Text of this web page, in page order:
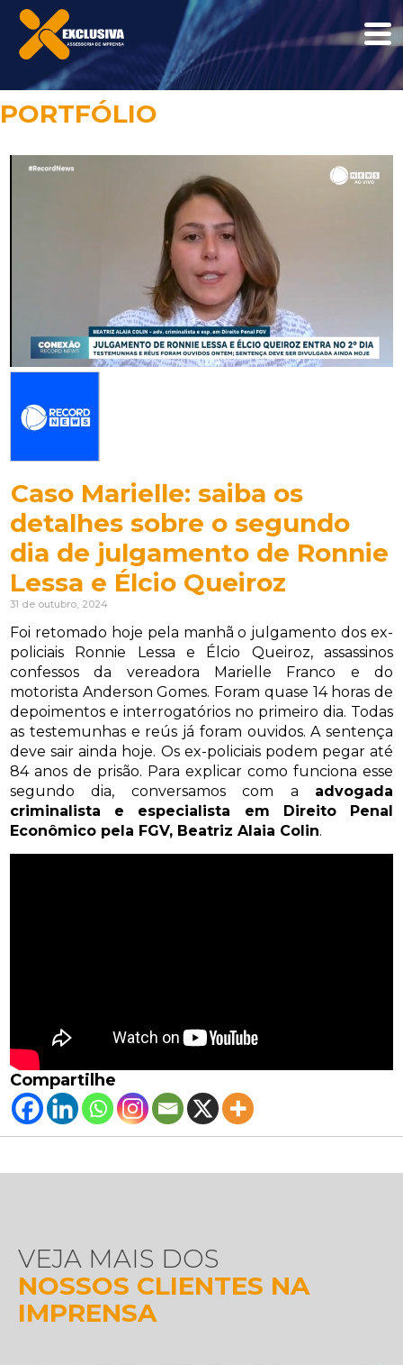
PORTFÓLIO
Caso Marielle: saiba os
detalhes sobre o segundo
dia de julgamento de Ronnie
Lessa e Élcio Queiroz
31 de outubro, 2024
Foi retomado hoje pela manhã o julgamento dos ex-
policiais Ronnie Lessa e Élcio Queiroz, assassinos
confessos da vereadora Marielle Franco e do
motorista Anderson Gomes. Foram quase 14 horas de
depoimentos e interrogatórios no primeiro dia. Todas
as testemunhas e reús já foram ouvidos. A sentença
deve sair ainda hoje. Os ex-policiais podem pegar até
84 anos de prisão. Para explicar como funciona esse
segundo dia, conversamos com a advogada
criminalista e especialista em Direito Penal
Econômico pela FGV, Beatriz Alaia Colin.
Compartilhe
VEJA MAIS DOS
NOSSOS CLIENTES NA
IMPRENSA